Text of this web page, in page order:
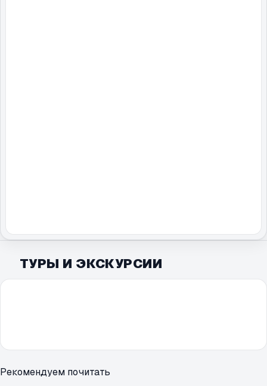
ТУРЫ И ЭКСКУРСИИ
Рекомендуем почитать